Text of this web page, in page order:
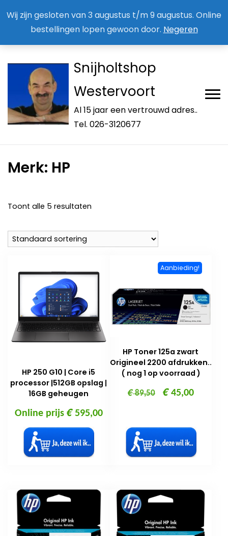
Wij zijn gesloten van 3 augustus t/m 9 augustus. Online
bestellingen lopen gewoon door. Negeren
Snijholtshop
Westervoort
Al 15 jaar een vertrouwd adres..
Tel. 026-3120677
Merk: HP
Toont alle 5 resultaten
HP 250 G10 | Core i5
processor |512GB opslag |
16GB geheugen
Online prijs €595,00
Aanbieding!
HP Toner 125a zwart
Origineel 2200 afdrukken..
( nog 1 op voorraad )
€89,50
Oorspronkelijke
€ 89,50.
€45,00Huidige
€ 45,00.